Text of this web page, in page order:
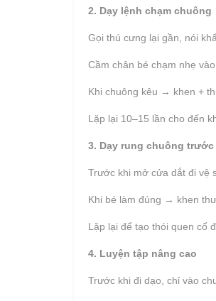
2. Dạy lệnh chạm chuông
Gọi thú cưng lại gần, nói
Cầm chân bé chạm nhẹ
Khi chuông kêu → khen +
Lặp lại 10–15 lần cho đến
3. Dạy rung chuông
Trước khi mở cửa dắt đi vệ
Khi bé làm đúng → khen
Lặp lại để tạo thói quen cố
4. Luyện tập nâng cao
Trước khi đi dạo, chỉ vào